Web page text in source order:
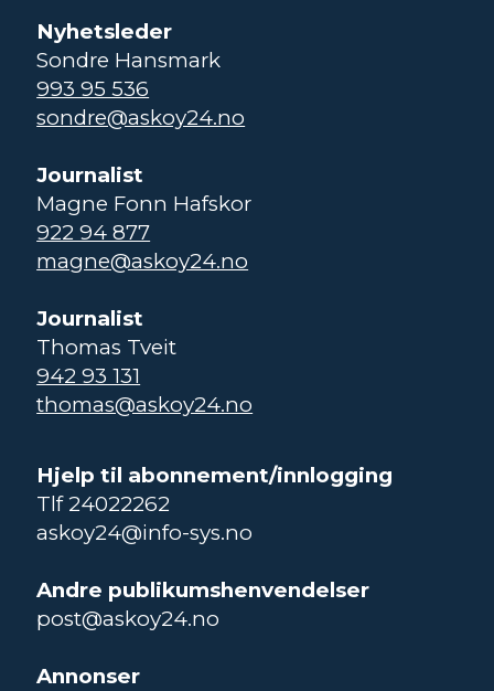
Nyhetsleder
Sondre Hansmark
993 95 536
sondre@askoy24.no
Journalist
Magne Fonn Hafskor
922 94 877
magne@askoy24.no
Journalist
Thomas Tveit
942 93 131
thomas@askoy24.no
Hjelp til abonnement/innlogging
Tlf 24022262
askoy24@info-sys.no
Andre publikumshenvendelser
post@askoy24.no
Annonser